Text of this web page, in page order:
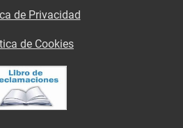
de Privacidad
de Cookies